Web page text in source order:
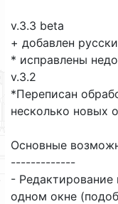
v.3.3 beta
+ добавлен
* исправлены
v.3.2
*Переписан
несколько новых
Основные
-------------
- Редактирование
одном окне